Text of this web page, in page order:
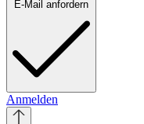
E-Mail anfordern
Anmelden